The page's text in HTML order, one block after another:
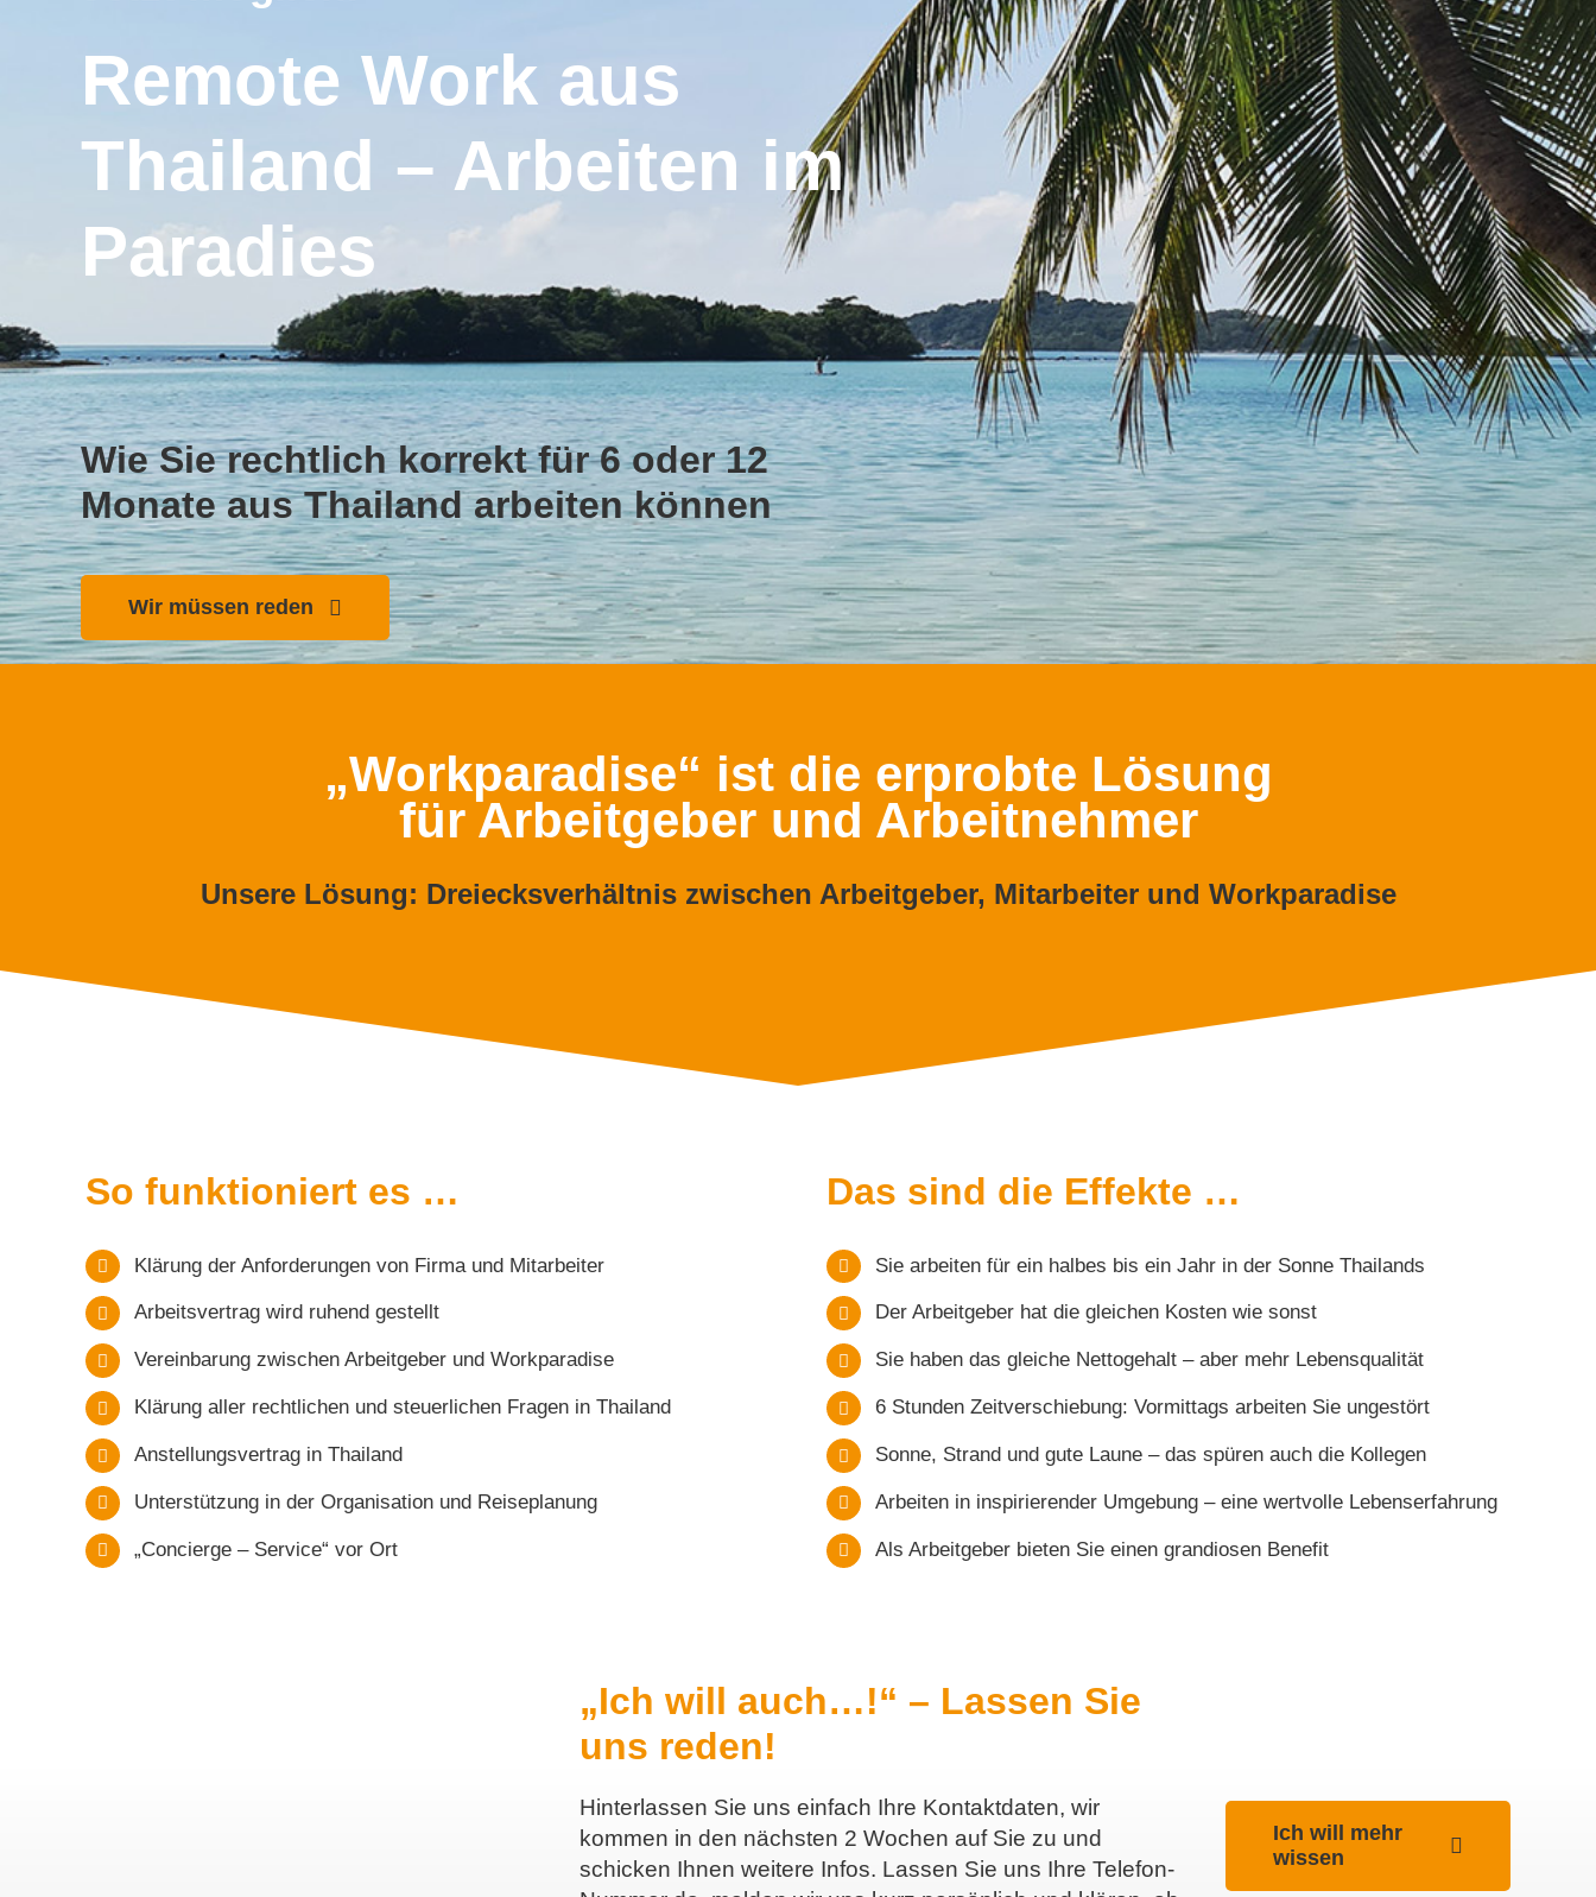
Remote Work aus
Thailand – Arbeiten im
Paradies
Wie Sie rechtlich korrekt für 6 oder 12
Monate aus Thailand arbeiten können
Wir müssen reden
„Workparadise“ ist die erprobte Lösung
für Arbeitgeber und Arbeitnehmer
Unsere Lösung: Dreiecksverhältnis zwischen Arbeitgeber, Mitarbeiter und Workparadise
So funktioniert es …
Klärung der Anforderungen von Firma und Mitarbeiter
Arbeitsvertrag wird ruhend gestellt
Vereinbarung zwischen Arbeitgeber und Workparadise
Klärung aller rechtlichen und steuerlichen Fragen in Thailand
Anstellungsvertrag in Thailand
Unterstützung in der Organisation und Reiseplanung
„Concierge – Service“ vor Ort
Das sind die Effekte …
Sie arbeiten für ein halbes bis ein Jahr in der Sonne Thailands
Der Arbeitgeber hat die gleichen Kosten wie sonst
Sie haben das gleiche Nettogehalt – aber mehr Lebensqualität
6 Stunden Zeitverschiebung: Vormittags arbeiten Sie ungestört
Sonne, Strand und gute Laune – das spüren auch die Kollegen
Arbeiten in inspirierender Umgebung – eine wertvolle Lebenserfahrung
Als Arbeitgeber bieten Sie einen grandiosen Benefit
„Ich will auch…!“ – Lassen Sie
uns reden!
Hinterlassen Sie uns einfach Ihre Kontaktdaten, wir
kommen in den nächsten 2 Wochen auf Sie zu und
schicken Ihnen weitere Infos. Lassen Sie uns Ihre Telefon-
Ich will mehr
wissen